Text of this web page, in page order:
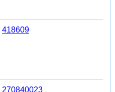
418609
270840023